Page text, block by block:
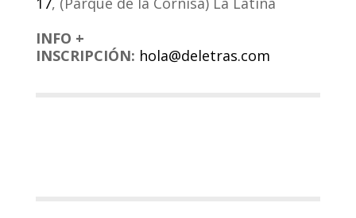
INFO +
INSCRIPCIÓN: hola@deletras.com